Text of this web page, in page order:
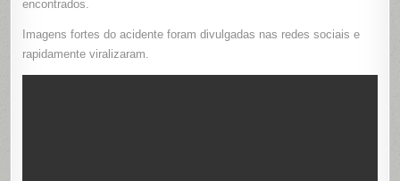
encontrados.
Imagens fortes do acidente foram divulgadas nas redes sociais e
rapidamente viralizaram.